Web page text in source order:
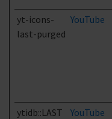
yt-icons-
last-purged
YouTube
ytidb::LAST
YouTube